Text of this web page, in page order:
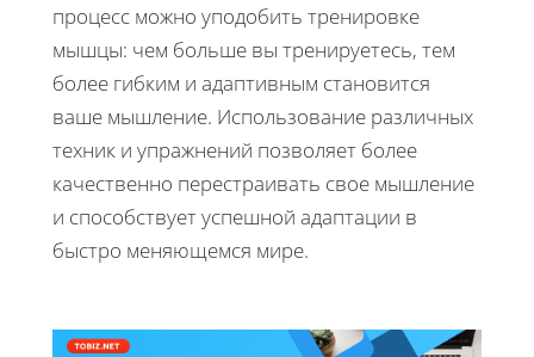
процесс можно уподобить тренировке
мышцы: чем больше вы тренируетесь, тем
более гибким и адаптивным становится
ваше мышление. Использование различных
техник и упражнений позволяет более
качественно перестраивать свое мышление
и способствует успешной адаптации в
быстро меняющемся мире.